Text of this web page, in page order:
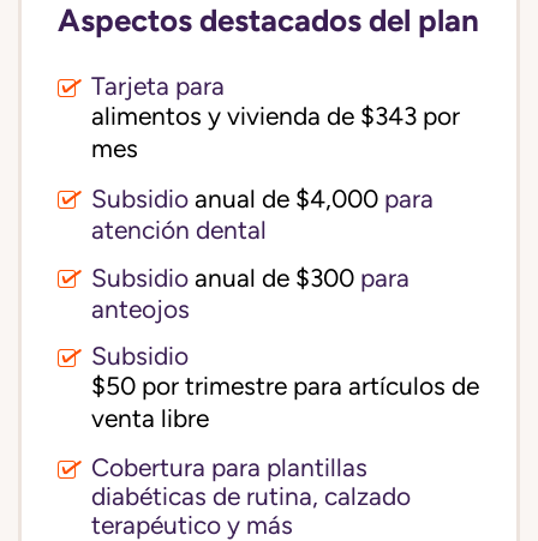
Aspectos destacados del plan
Tarjeta para
alimentos y vivienda de $343 por
mes
Subsidio anual de $4,000 para
atención dental
Subsidio anual de $300 para
anteojos
Subsidio
$50 por trimestre para artículos de
venta libre
Cobertura para plantillas
diabéticas de rutina, calzado
terapéutico y más